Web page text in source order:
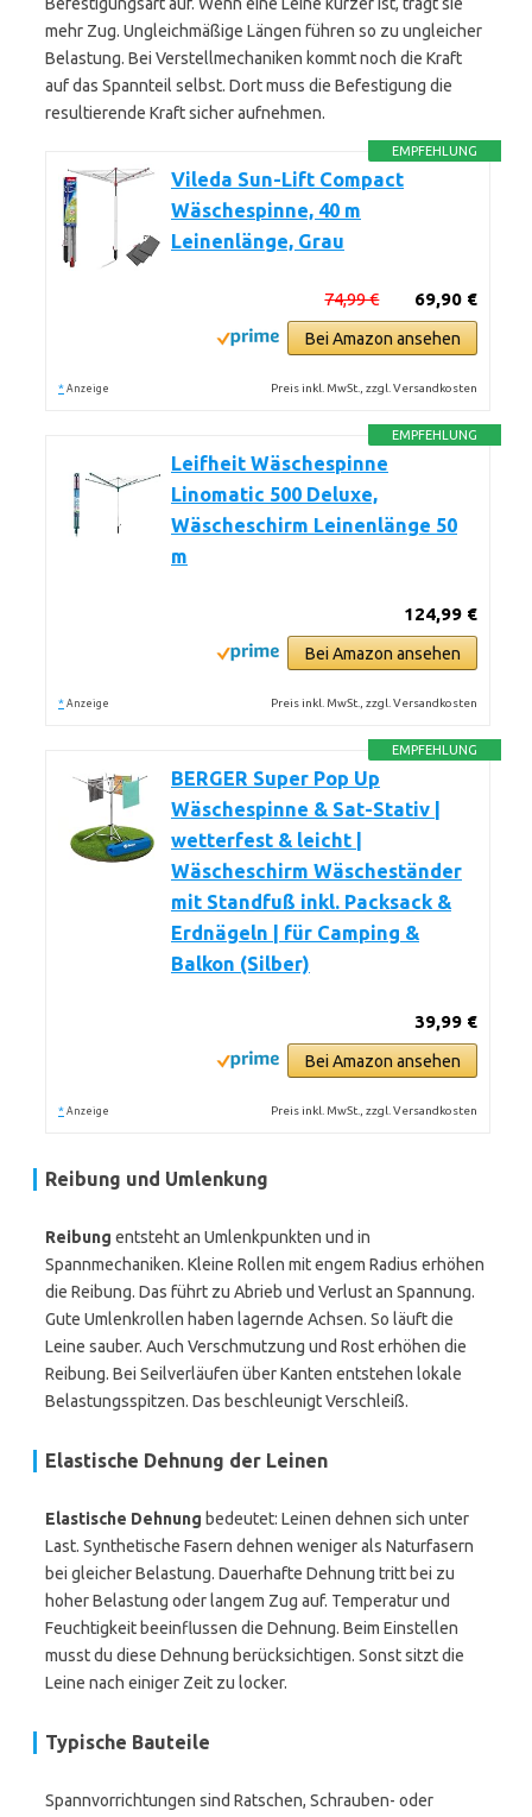
mehr Zug. Ungleichmäßige Längen führen so zu ungleicher
Belastung. Bei Verstellmechaniken kommt noch die Kraft
auf das Spannteil selbst. Dort muss die Befestigung die
resultierende Kraft sicher aufnehmen.
EMPFEHLUNG
Vileda Sun-Lift Compact
Wäschespinne, 40 m
Leinenlänge, Grau
69,90 €
74,99 €
Bei Amazon ansehen
* Anzeige Preis inkl. MwSt., zzgl. Versandkosten
EMPFEHLUNG
Leifheit Wäschespinne
Linomatic 500 Deluxe,
Wäscheschirm Leinenlänge 50
m
124,99 €
Bei Amazon ansehen
* Anzeige Preis inkl. MwSt., zzgl. Versandkosten
EMPFEHLUNG
BERGER Super Pop Up
Wäschespinne & Sat-Stativ |
wetterfest & leicht |
Wäscheschirm Wäscheständer
mit Standfuß inkl. Packsack &
Erdnägeln | für Camping &
Balkon (Silber)
39,99 €
Bei Amazon ansehen
* Anzeige Preis inkl. MwSt., zzgl. Versandkosten
Reibung und Umlenkung
Reibung entsteht an Umlenkpunkten und in
Spannmechaniken. Kleine Rollen mit engem Radius erhöhen
die Reibung. Das führt zu Abrieb und Verlust an Spannung.
Gute Umlenkrollen haben lagernde Achsen. So läuft die
Leine sauber. Auch Verschmutzung und Rost erhöhen die
Reibung. Bei Seilverläufen über Kanten entstehen lokale
Belastungsspitzen. Das beschleunigt Verschleiß.
Elastische Dehnung der Leinen
Elastische Dehnung bedeutet: Leinen dehnen sich unter
Last. Synthetische Fasern dehnen weniger als Naturfasern
bei gleicher Belastung. Dauerhafte Dehnung tritt bei zu
hoher Belastung oder langem Zug auf. Temperatur und
Feuchtigkeit beeinflussen die Dehnung. Beim Einstellen
musst du diese Dehnung berücksichtigen. Sonst sitzt die
Leine nach einiger Zeit zu locker.
Typische Bauteile
Spannvorrichtungen sind Ratschen, Schrauben- oder